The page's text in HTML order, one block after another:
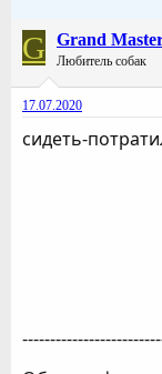
G Grand
Любитель собак
17.07.2020
сидеть-